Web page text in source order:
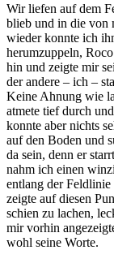
Wir liefen auf dem
blieb und in die von
wieder konnte ich
herumzuppeln,
hin und zeigte mir
der andere – ich –
Keine Ahnung wie
atmete tief durch
konnte aber nichts
auf den Boden und
da sein, denn er
nahm ich einen
entlang der
zeigte auf diesen
schien zu lachen,
mir vorhin
wohl seine Worte.